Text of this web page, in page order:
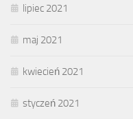
lipiec 2021
maj 2021
kwiecień 2021
styczeń 2021